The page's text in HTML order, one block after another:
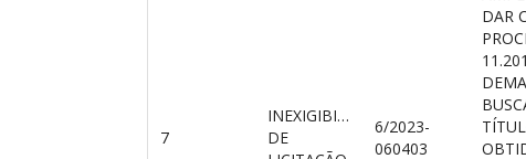
7
INEXIGIBILIDADE
DE
6/2023-
060403
DAR